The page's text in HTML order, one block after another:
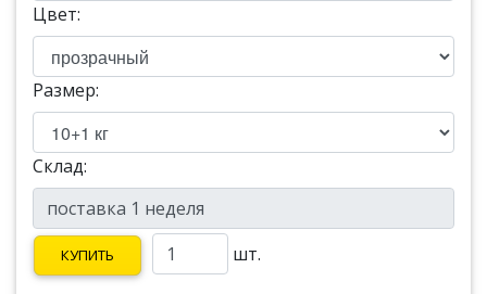
Цвет:
Размер:
Склад:
КУПИТЬ шт.